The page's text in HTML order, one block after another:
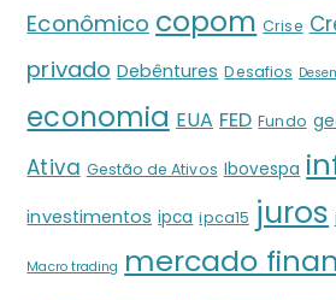
Econômico copom Crise
privado Debêntures Desafios
economia EUA FED Fundo
Ativa Gestão de Ativos Ibovespa
investimentos ipca ipca15 juros
Macro trading mercado